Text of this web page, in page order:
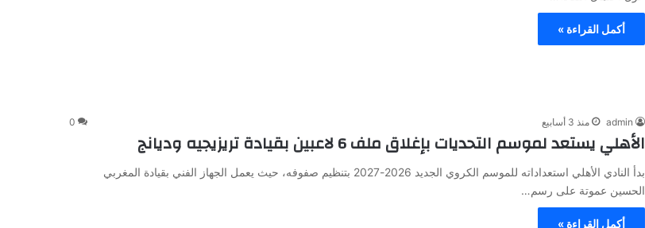
أكمل القراءة »
admin منذ 3 أسابيع 0
الأهلي يستعد لموسم التحديات بإغلاق ملف 6 لاعبين بقيادة تريزيجيه وديانج
بدأ النادي الأهلي استعداداته للموسم الكروي الجديد 2026-2027 بتنظيم صفوفه، حيث يعمل الجهاز الفني بقيادة المغربي
الحسين عموتة على رسم…
أكمل القراءة »